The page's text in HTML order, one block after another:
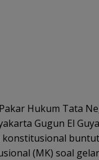
Hukum Tata
Gugun El
konstitusional
(MK) soal